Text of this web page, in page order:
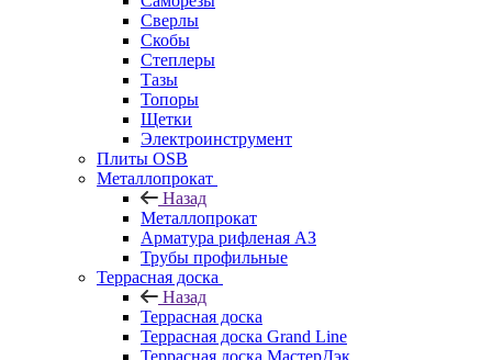
Сверлы
Скобы
Степлеры
Тазы
Топоры
Щетки
Электроинструмент
Плиты OSB
Металлопрокат
Назад
Металлопрокат
Арматура рифленая АЗ
Трубы профильные
Террасная доска
Назад
Террасная доска
Террасная доска Grand Line
Террасная доска МастерДэк